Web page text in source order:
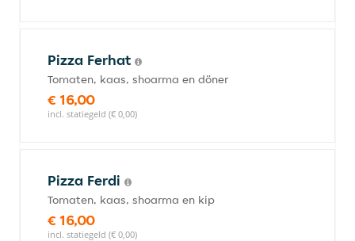
Pizza Ferhat
Tomaten, kaas, shoarma en döner
€ 16,00
incl. statiegeld (€ 0,00)
Pizza Ferdi
Tomaten, kaas, shoarma en kip
€ 16,00
incl. statiegeld (€ 0,00)